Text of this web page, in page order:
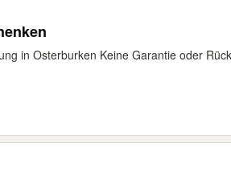
in Osterburken Keine Garantie oder